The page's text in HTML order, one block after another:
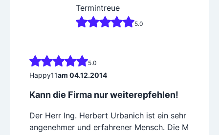
Termintreue
5.0
5.0
Happy11am 04.12.2014
Kann die Firma nur weiterepfehlen!
Der Herr Ing. Herbert Urbanich ist ein sehr
angenehmer und erfahrener Mensch. Die M